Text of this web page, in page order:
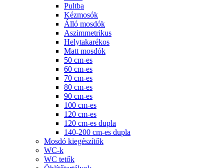
Pultba
Kézmosók
Álló mosdók
Aszimmetrikus
Helytakarékos
Matt mosdók
50 cm-es
60 cm-es
70 cm-es
80 cm-es
90 cm-es
100 cm-es
120 cm-es
120 cm-es dupla
140-200 cm-es dupla
Mosdó kiegészítők
WC-k
WC tetők